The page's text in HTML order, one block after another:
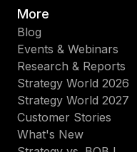
More
Blog
Events & Webinars
Research & Reports
Strategy World 2026
Strategy World 2027
Customer Stories
What's New